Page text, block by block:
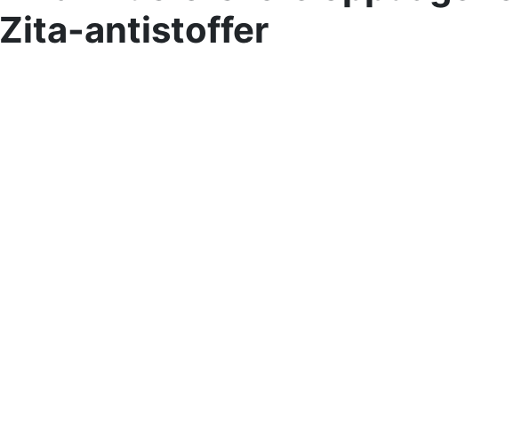
Zita-antistoffer